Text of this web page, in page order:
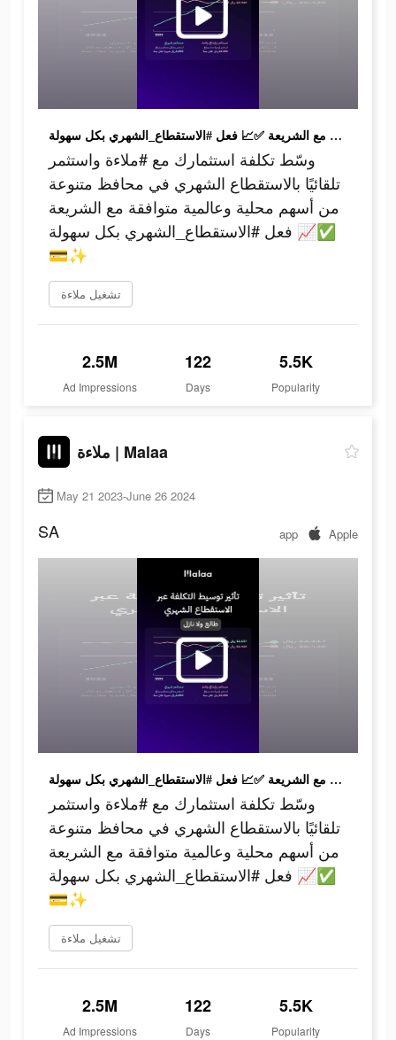
وسّط تكلفة استثمارك مع #ملاءة واستثمر تلقائيًا بالاستقطاع الشهري في محافظ متنوعة من أسهم محلية وعالمية متوافقة مع الشريعة ✅📈 فعل #الاستقطاع_الشهري بكل سهولة 💳✨
وسّط تكلفة استثمارك مع #ملاءة واستثمر
تلقائيًا بالاستقطاع الشهري في محافظ متنوعة
من أسهم محلية وعالمية متوافقة مع الشريعة
✅📈 فعل #الاستقطاع_الشهري بكل سهولة
💳✨
تشغيل ملاءة
2.5M
Ad Impressions
122
Days
5.5K
Popularity
ملاءة | Malaa
May 21 2023-June 26 2024
SA app Apple
وسّط تكلفة استثمارك مع #ملاءة واستثمر تلقائيًا بالاستقطاع الشهري في محافظ متنوعة من أسهم محلية وعالمية متوافقة مع الشريعة ✅📈 فعل #الاستقطاع_الشهري بكل سهولة 💳✨
وسّط تكلفة استثمارك مع #ملاءة واستثمر
تلقائيًا بالاستقطاع الشهري في محافظ متنوعة
من أسهم محلية وعالمية متوافقة مع الشريعة
✅📈 فعل #الاستقطاع_الشهري بكل سهولة
💳✨
تشغيل ملاءة
2.5M
Ad Impressions
122
Days
5.5K
Popularity